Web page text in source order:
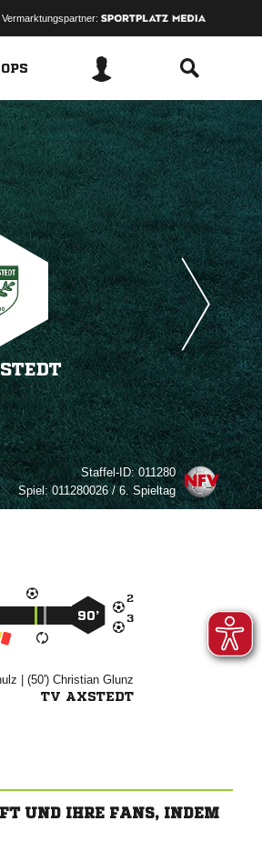
Vermarktungspartner:
Staffel-ID:011280
Spiel:011280026 / 6. Spieltag


90’
| (50') 
TV AXSTEDT
UND IHRE FANS, INDEM